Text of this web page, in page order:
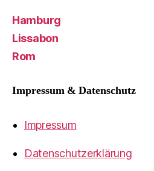
Hamburg
Lissabon
Rom
Impressum & Datenschutz
Impressum
Datenschutzerklärung